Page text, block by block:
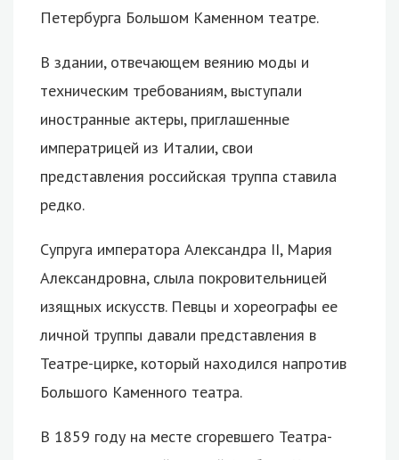
Петербурга Большом Каменном театре.
В здании, отвечающем веянию моды и
техническим требованиям, выступали
иностранные актеры, приглашенные
императрицей из Италии, свои
представления российская труппа ставила
редко.
Супруга императора Александра II, Мария
Александровна, слыла покровительницей
изящных искусств. Певцы и хореографы ее
личной труппы давали представления в
Театре-цирке, который находился напротив
Большого Каменного театра.
В 1859 году на месте сгоревшего Театра-